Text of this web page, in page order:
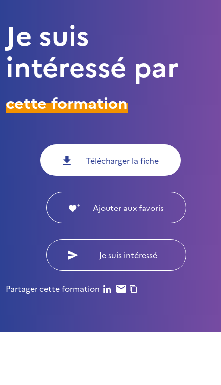
Je suis
intéressé par
cette formation
Télécharger la fiche
Ajouter aux favoris
Je suis intéressé
Partager cette formation